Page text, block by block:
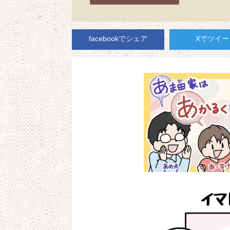
facebookでシェア Xでツイ